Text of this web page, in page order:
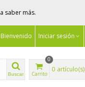
saber más.
Bienvenido Iniciar sesión
Buscar Carrito
0
0 artículo(s)